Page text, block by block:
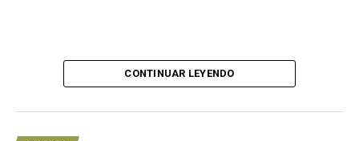
CONTINUAR LEYENDO